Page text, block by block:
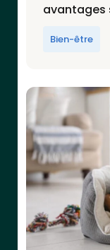
avantages
Bien-être